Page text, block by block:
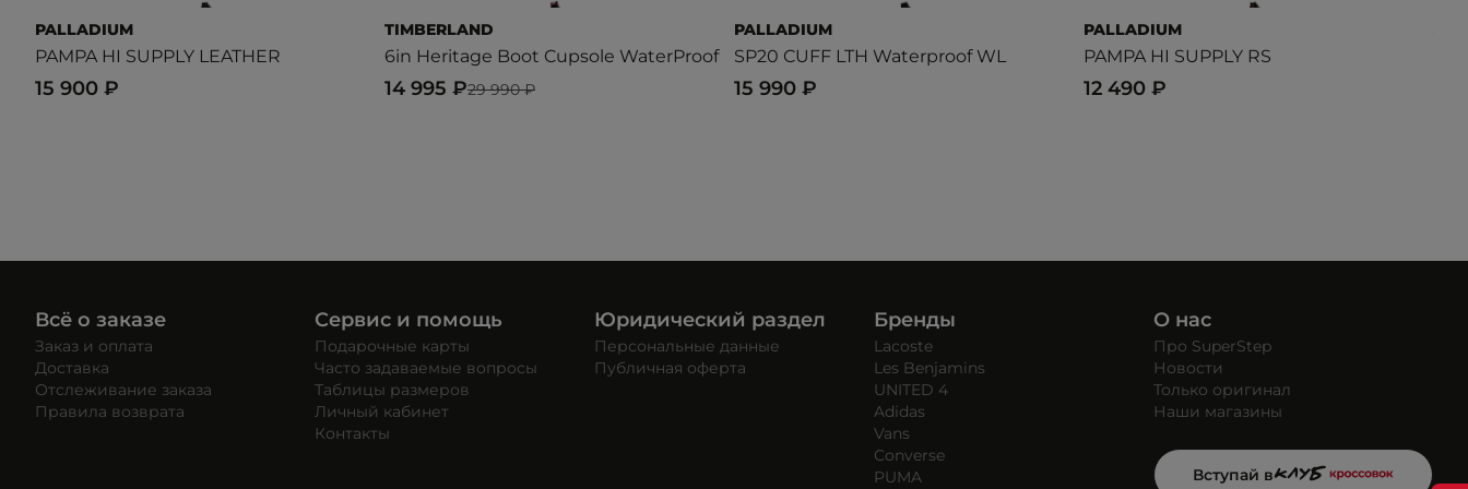
PALLADIUM
PAMPA HI SUPPLY LEATHER
15 900 ₽
TIMBERLAND
6in Heritage Boot Cupsole WaterProof
29 990 ₽
14 995 ₽
PALLADIUM
SP20 CUFF LTH Waterproof WL
15 990 ₽
PALLADIUM
PAMPA HI SUPPLY RS
12 490 ₽
Всё о заказе
Заказ и оплата
Доставка
Отслеживание заказа
Правила возврата
Сервис и помощь
Подарочные карты
Часто задаваемые вопросы
Таблицы размеров
Личный кабинет
Контакты
Юридический раздел
Персональные данные
Публичная оферта
Бренды
Lacoste
Les Benjamins
UNITED 4
Adidas
Vans
Converse
PUMA
О нас
Про SuperStep
Новости
Только оригинал
Наши магазины
Вступай в